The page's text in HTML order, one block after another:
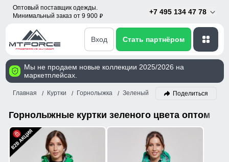
Оптовый поставщик одежды.
Минимальный заказ от 9 900 p
+7 495 134 47 78
Вход Стать партнёром
Мы не продаем новые коллекции 2025/2026 на
маркетплейсах.
Главная Куртки Горнолыжка Зеленый Поделиться
Горнолыжные куртки зеленого цвета оптом